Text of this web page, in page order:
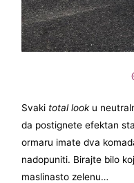
Svaki total looku
da postignete efektan
ormaru imate dva
nadopuniti. Birajte bilo
maslinasto zelenu…